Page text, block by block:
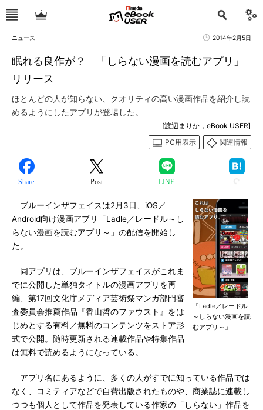
ニュース 2014年2月5日
眠れる良作が？ 「しらない漫画を読むアプリ」
リリース
ほとんどの人が知らない、クオリティの高い漫画作品を紹介し読
めるようにしたアプリが登場した。
[渡辺まりか，eBook USER]
PC用表示
関連情報
Share Post LINE
「Ladle／レードル
～しらない漫画を読
むアプリ～」
ブルーインザフェイスは2月3日、iOS／
Android向け漫画アプリ「Ladle／レードル～し
らない漫画を読むアプリ～」の配信を開始し
た。
同アプリは、ブルーインザフェイスがこれま
でに公開した単独タイトルの漫画アプリを再
編、第17回文化庁メディア芸術祭マンガ部門審
査委員会推薦作品『香山哲のファウスト』をは
じめとする有料／無料のコンテンツをストア形
式で公開。随時更新される連載作品や特集作品
は無料で読めるようになっている。
アプリ名にあるように、多くの人がすでに知っている作品では
なく、コミティアなどで自費出版されたものや、商業誌に連載し
つつも個人として作品を発表している作家の「しらない」作品を